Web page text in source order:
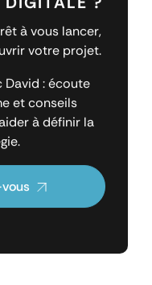
à vous lancer,
votre projet.
David : écoute
et conseils
à définir la